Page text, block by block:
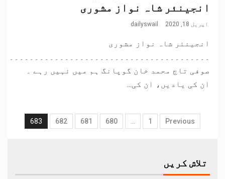
انجینئر شاہ نواز مشوری
اپریل 18, 2020 dailyswail
انجینئر شاہ نواز مشوری
۔۔۔۔۔۔۔۔۔۔۔۔۔۔۔۔۔۔۔۔۔۔۔۔۔۔۔۔۔۔۔۔۔۔۔۔۔۔۔۔
صوفی تاج محمد خان گوپانگ ہم میں نہیں رہے ۔
ان کی یادیں، ان کی...
Previous
1
…
680
681
682
683
تلاش کریں